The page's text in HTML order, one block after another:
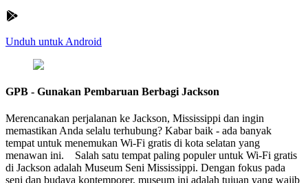
Unduh untuk Android
GPB - Gunakan Pembaruan Berbagi Jackson
Merencanakan perjalanan ke Jackson, Mississippi dan ingin
memastikan Anda selalu terhubung? Kabar baik - ada banyak
tempat untuk menemukan Wi-Fi gratis di kota selatan yang
menawan ini. Salah satu tempat paling populer untuk Wi-Fi gratis
di Jackson adalah Museum Seni Mississippi. Dengan fokus pada
seni dan budaya kontemporer, museum ini adalah tujuan yang wajib